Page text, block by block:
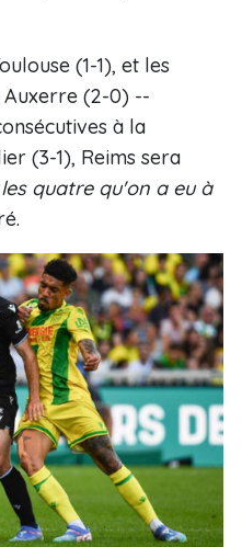
(1-1), et les
(2-0) --
à la
(3-1), Reims sera
quatre qu'on a eu à